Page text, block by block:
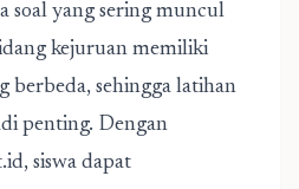
soal yang sering muncul
kejuruan memiliki
berbeda, sehingga latihan
penting. Dengan
siswa dapat